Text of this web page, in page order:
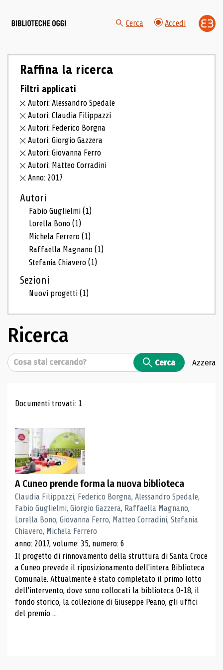
Cerca Accedi
Raffina la ricerca
Filtri applicati
Autori: Alessandro Spedale
Autori: Claudia Filippazzi
Autori: Federico Borgna
Autori: Giorgio Gazzera
Autori: Giovanna Ferro
Autori: Matteo Corradini
Anno: 2017
Autori
Fabio Guglielmi(1)
Lorella Bono(1)
Michela Ferrero(1)
Raffaella Magnano(1)
Stefania Chiavero(1)
Sezioni
Nuovi progetti(1)
Ricerca
Cerca Cerca Azzera
Risultati di ricerca
Documenti trovati: 1
A Cuneo prende forma la nuova biblioteca
Claudia Filippazzi, Federico Borgna, Alessandro Spedale,
Fabio Guglielmi, Giorgio Gazzera, Raffaella Magnano,
Lorella Bono, Giovanna Ferro, Matteo Corradini, Stefania
Chiavero, Michela Ferrero
anno: 2017, volume: 35, numero: 6
Il progetto di rinnovamento della struttura di Santa Croce
a Cuneo prevede il riposizionamento dell'intera Biblioteca
Comunale. Attualmente è stato completato il primo lotto
dell'intervento, dove sono collocati la biblioteca 0-18, il
fondo storico, la collezione di Giuseppe Peano, gli uffici
del premio ...